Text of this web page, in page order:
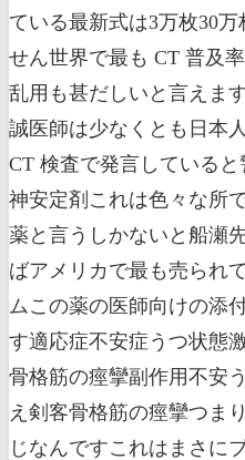
ている最新式は3万枚30
せん世界で最も CT 普及
乱用も甚だしいと言えま
誠医師は少なくとも日本
CT 検査で発言している
神安定剤これは色々な所
薬と言うしかないと船瀬
ばアメリカで最も売られ
ムこの薬の医師向けの添
す適応症不安症うつ状態
骨格筋の痙攣副作用不安
え剣客骨格筋の痙攣つま
じなんですこれはまさに